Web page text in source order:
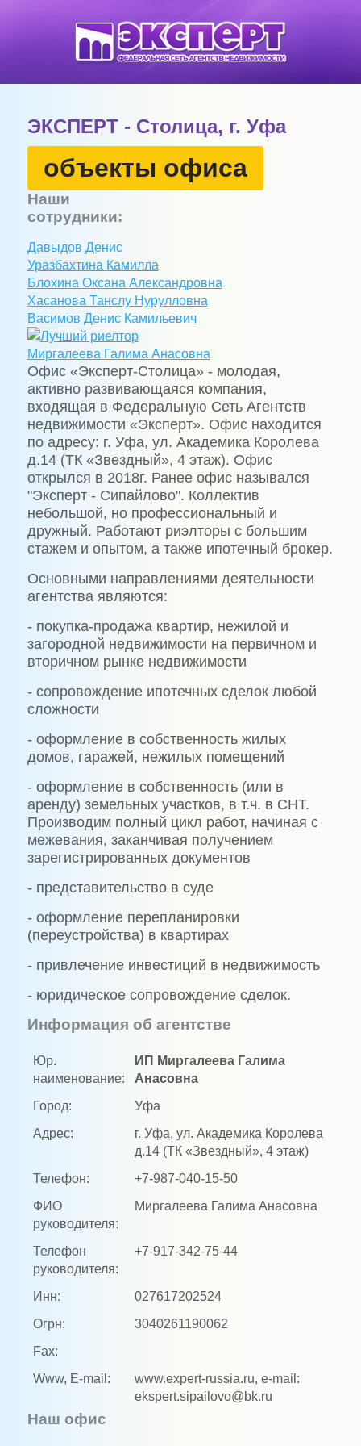
ЭКСПЕРТ - Столица, г. Уфа
объекты офиса
Наши
сотрудники:
Давыдов Денис
Уразбахтина Камилла
Блохина Оксана Александровна
Хасанова Танслу Нурулловна
Васимов Денис Камильевич
Миргалеева Галима Анасовна
Офис «Эксперт-Столица» - молодая,
активно развивающаяся компания,
входящая в Федеральную Сеть Агентств
недвижимости «Эксперт». Офис находится
по адресу: г. Уфа, ул. Академика Королева
д.14 (ТК «Звездный», 4 этаж). Офис
открылся в 2018г. Ранее офис назывался
"Эксперт - Сипайлово". Коллектив
небольшой, но профессиональный и
дружный. Работают риэлторы с большим
стажем и опытом, а также ипотечный брокер.
Основными направлениями деятельности
агентства являются:
- покупка-продажа квартир, нежилой и
загородной недвижимости на первичном и
вторичном рынке недвижимости
- сопровождение ипотечных сделок любой
сложности
- оформление в собственность жилых
домов, гаражей, нежилых помещений
- оформление в собственность (или в
аренду) земельных участков, в т.ч. в СНТ.
Производим полный цикл работ, начиная с
межевания, заканчивая получением
зарегистрированных документов
- представительство в суде
- оформление перепланировки
(переустройства) в квартирах
- привлечение инвестиций в недвижимость
- юридическое сопровождение сделок.
Информация об агентстве
Юр.
наименование:
ИП Миргалеева Галима
Анасовна
Город:
Уфа
Адрес:
г. Уфа, ул. Академика Королева
д.14 (ТК «Звездный», 4 этаж)
Телефон:
+7-987-040-15-50
ФИО
руководителя:
Миргалеева Галима Анасовна
Телефон
руководителя:
+7-917-342-75-44
Инн:
027617202524
Огрн:
3040261190062
Fax:
Www, E-mail:
www.expert-russia.ru, e-mail:
ekspert.sipailovo@bk.ru
Наш офис